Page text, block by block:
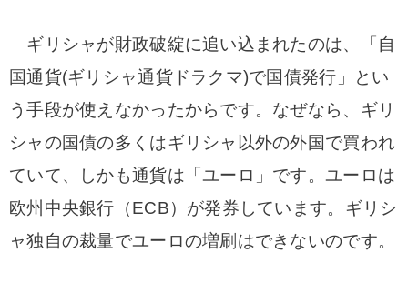
ギリシャが財政破綻に追い込まれたのは、「自
国通貨(ギリシャ通貨ドラクマ)で国債発行」とい
う手段が使えなかったからです。なぜなら、ギリ
シャの国債の多くはギリシャ以外の外国で買われ
ていて、しかも通貨は「ユーロ」です。ユーロは
欧州中央銀行（ECB）が発券しています。ギリシ
ャ独自の裁量でユーロの増刷はできないのです。